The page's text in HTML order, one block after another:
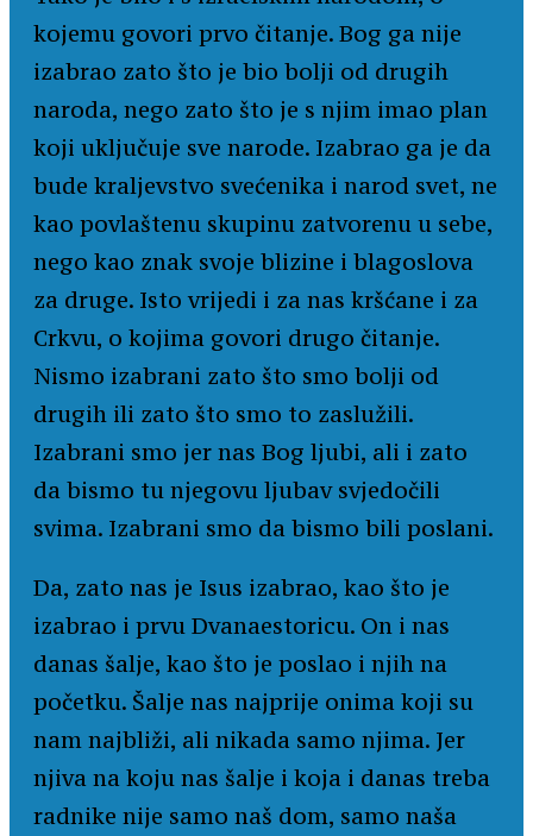
kojemu govori prvo čitanje. Bog ga nije
izabrao zato što je bio bolji od drugih
naroda, nego zato što je s njim imao plan
koji uključuje sve narode. Izabrao ga je da
bude kraljevstvo svećenika i narod svet, ne
kao povlaštenu skupinu zatvorenu u sebe,
nego kao znak svoje blizine i blagoslova
za druge. Isto vrijedi i za nas kršćane i za
Crkvu, o kojima govori drugo čitanje.
Nismo izabrani zato što smo bolji od
drugih ili zato što smo to zaslužili.
Izabrani smo jer nas Bog ljubi, ali i zato
da bismo tu njegovu ljubav svjedočili
svima. Izabrani smo da bismo bili poslani.
Da, zato nas je Isus izabrao, kao što je
izabrao i prvu Dvanaestoricu. On i nas
danas šalje, kao što je poslao i njih na
početku. Šalje nas najprije onima koji su
nam najbliži, ali nikada samo njima. Jer
njiva na koju nas šalje i koja i danas treba
radnike nije samo naš dom, samo naša